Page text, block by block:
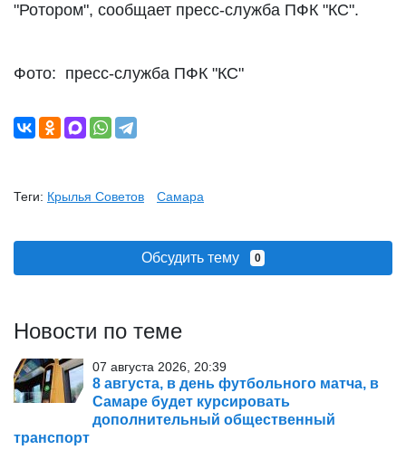
"Ротором", сообщает пресс-служба ПФК "КС".
Фото: пресс-служба ПФК "КС"
Теги: Крылья Советов Самара
Обсудить тему 0
Новости по теме
07 августа 2026, 20:39
8 августа, в день футбольного матча, в
Самаре будет курсировать
дополнительный общественный
транспорт